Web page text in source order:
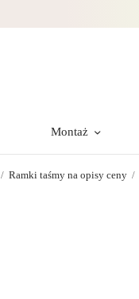
Montaż
/ Ramki taśmy na opisy ceny /